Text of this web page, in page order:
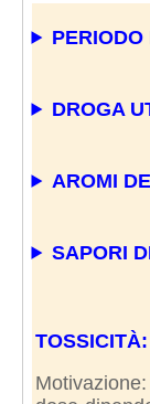
DROGA
AROMI
SAPORI
TOSSICITÀ: